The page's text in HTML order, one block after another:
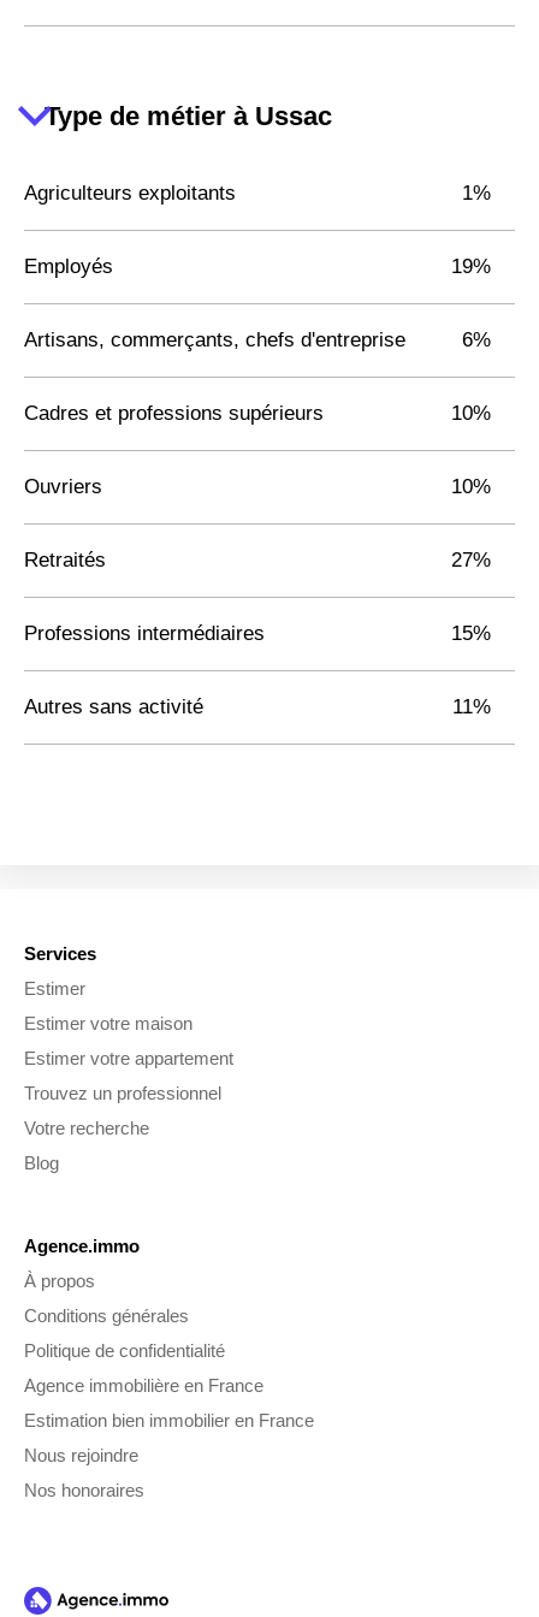
Type de métier à Ussac
Agriculteurs exploitants 1%
Employés 19%
Artisans, commerçants, chefs d'entreprise 6%
Cadres et professions supérieurs 10%
Ouvriers 10%
Retraités 27%
Professions intermédiaires 15%
Autres sans activité 11%
Services
Estimer
Estimer votre maison
Estimer votre appartement
Trouvez un professionnel
Votre recherche
Blog
Agence.immo
À propos
Conditions générales
Politique de confidentialité
Agence immobilière en France
Estimation bien immobilier en France
Nous rejoindre
Nos honoraires